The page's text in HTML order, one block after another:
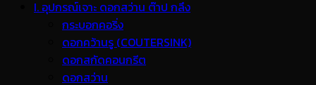
I. อุปกรณ์เจาะ ดอกสว่าน ต๊าป กลึง
กระบอกคอริ่ง
ดอกคว้านรู (COUTERSINK)
ดอกสกัดคอนกรีต
ดอกสว่าน